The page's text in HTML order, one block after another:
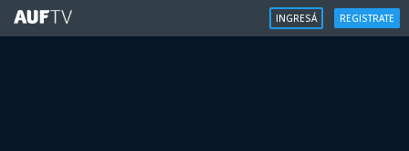
INGRESÁ REGISTRATE